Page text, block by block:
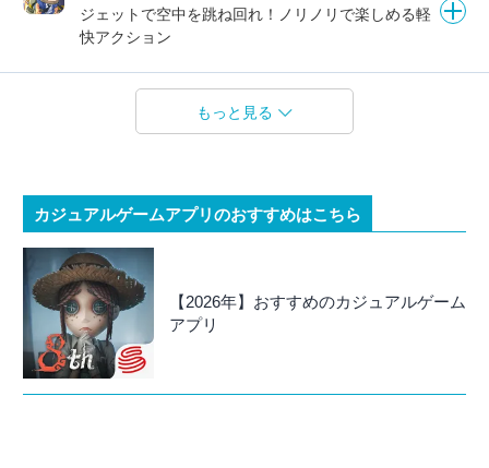
ジェットで空中を跳ね回れ！ノリノリで楽しめる軽
快アクション
もっと見る
カジュアルゲームアプリのおすすめはこちら
【2026年】おすすめのカジュアルゲーム
アプリ